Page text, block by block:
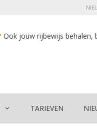
Ook jouw rijbewijs behalen,
TARIEVEN